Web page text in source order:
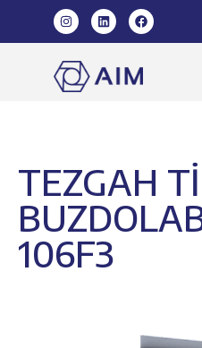
TEZGAH
106F3